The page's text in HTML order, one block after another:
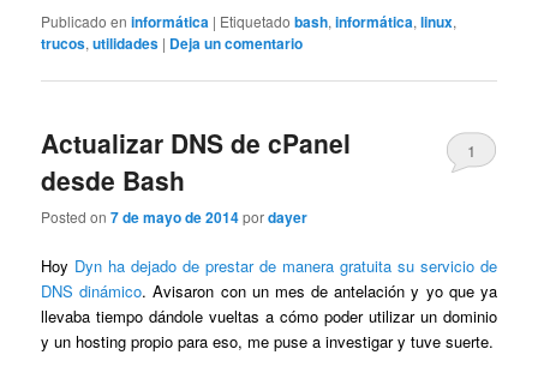
Publicado en informática | Etiquetado bash,informática,linux,
trucos,utilidades | Deja un comentario
Actualizar DNS de cPanel
desde Bash
Posted on7 de mayo de 2014pordayer
1
Hoy Dyn ha dejado de prestar de manera gratuita su servicio de
DNS dinámico. Avisaron con un mes de antelación y yo que ya
llevaba tiempo dándole vueltas a cómo poder utilizar un dominio
y un hosting propio para eso, me puse a investigar y tuve suerte.